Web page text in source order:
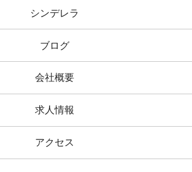
シンデレラ
ブログ
会社概要
求人情報
アクセス